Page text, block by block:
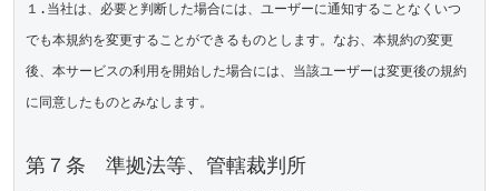
１.当社は、必要と判断した場合には、ユーザーに通知することなくいつ
でも本規約を変更することができるものとします。なお、本規約の変更
後、本サービスの利用を開始した場合には、当該ユーザーは変更後の規約
に同意したものとみなします。
第７条　準拠法等、管轄裁判所